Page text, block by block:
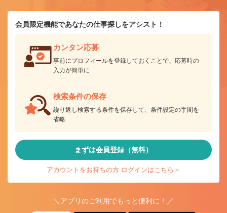
会員限定機能であなたの仕事探しをアシスト！
カンタン応募
事前にプロフィールを登録しておくことで、応募時の
入力が簡単に
検索条件の保存
繰り返し検索する条件を保存して、条件設定の手間を
省略
まずは会員登録（無料）
アカウントをお持ちの方 ログインはこちら＞
＼アプリのご利用でもっと便利に！／